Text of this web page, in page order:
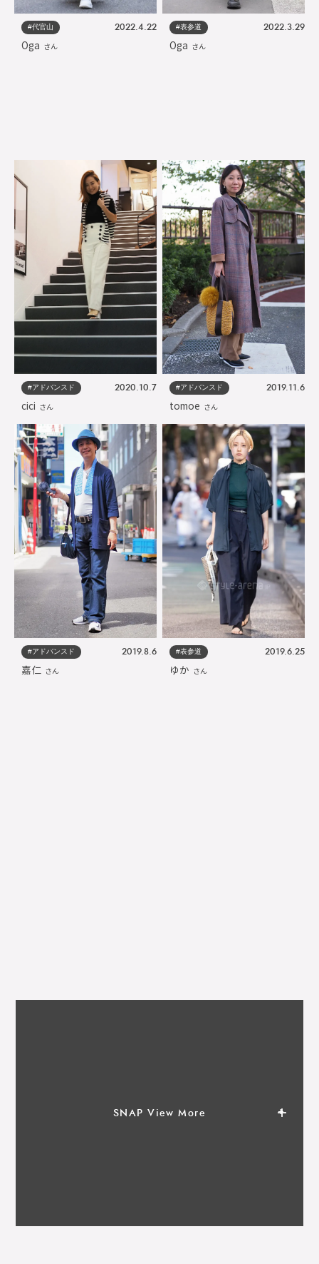
#代官山 2022.4.22
Oga さん
#表参道 2022.3.29
Oga さん
#アドバンスド 2020.10.7
cici さん
#アドバンスド 2019.11.6
tomoe さん
#アドバンスド 2019.8.6
嘉仁 さん
#表参道 2019.6.25
ゆか さん
SNAP View More